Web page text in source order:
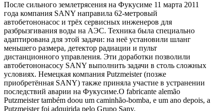
После сильного землетрясения на Фукусиме 11 марта 2011
года компания SANY направила 62-метровый
автобетононасос и трёх сервисных инженеров для
разбрызгивания воды на АЭС. Техника была специально
адаптирована для этой задачи: на неё установили шланг
меньшего размера, детектор радиации и пульт
дистанционного управления. Эти доработки позволили
автобетононасосу SANY выполнить задачи в столь сложных
условиях. Немецкая компания Putzmeister (позже
приобретённая SANY) также приняла участие в устранении
последствий аварии на Фукусиме.O fabricante alemão
Putzmeister também doou um caminhão-bomba, e um ano depois, a
Putzmeister foi adquirida pelo Grupo Sany.